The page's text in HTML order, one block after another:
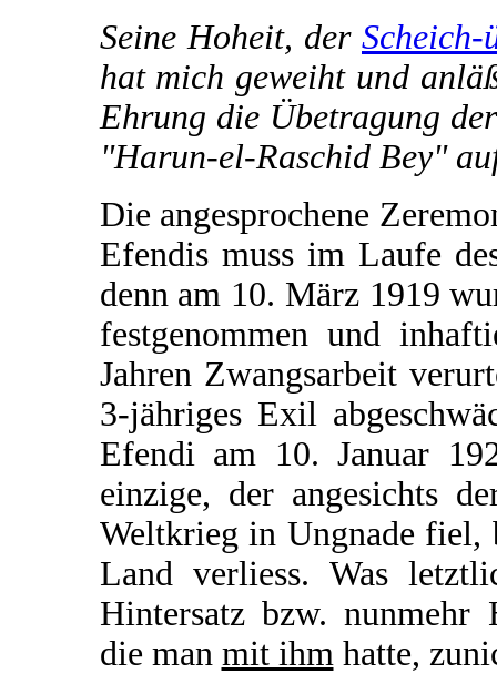
Seine Hoheit, der
hat mich geweiht und
Ehrung die Übetragung
"Harun-el-Raschid Bey"
Die angesprochene
Efendis muss im Laufe
denn am 10. März 1919
festgenommen und
Jahren Zwangsarbeit
3-jähriges Exil
Efendi am 10. Januar
einzige, der angesichts
Weltkrieg in Ungnade fiel,
Land verliess. Was
Hintersatz bzw. nunmehr
die man mit ihm hatte,